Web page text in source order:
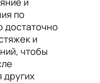
по
достаточно
и
чтобы